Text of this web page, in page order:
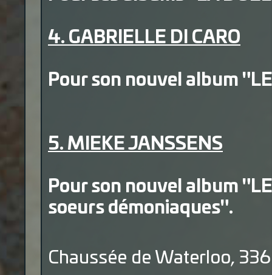
4. GABRIELLE DI CARO
Pour son nouvel album
5. MIEKE JANSSENS
Pour son nouvel album
soeurs démoniaques".
Chaussée de Waterloo, 336